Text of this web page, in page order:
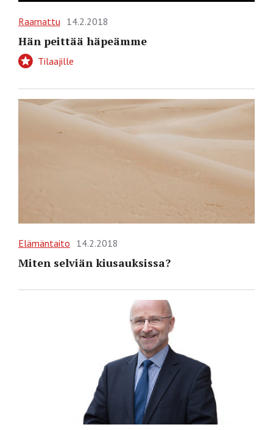
Raamattu 14.2.2018
Hän peittää häpeämme
Tilaajille
Elämäntaito 14.2.2018
Miten selviän kiusauksissa?